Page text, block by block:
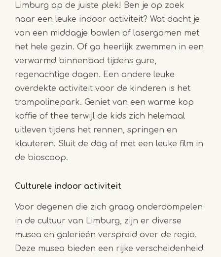
Limburg op de juiste plek! Ben je op zoek
naar een leuke indoor activiteit? Wat dacht je
van een middagje bowlen of lasergamen met
het hele gezin. Of ga heerlijk zwemmen in een
verwarmd binnenbad tijdens gure,
regenachtige dagen. Een andere leuke
overdekte activiteit voor de kinderen is het
trampolinepark. Geniet van een warme kop
koffie of thee terwijl de kids zich helemaal
uitleven tijdens het rennen, springen en
klauteren. Sluit de dag af met een leuke film in
de bioscoop.
Culturele indoor activiteit
Voor degenen die zich graag onderdompelen
in de cultuur van Limburg, zijn er diverse
musea en galerieën verspreid over de regio.
Deze musea bieden een rijke verscheidenheid